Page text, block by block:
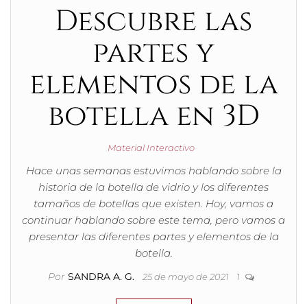
Descubre las
partes y
elementos de la
botella en 3D
Material Interactivo
Hace unas semanas estuvimos hablando sobre la
historia de la botella de vidrio y los diferentes
tamaños de botellas que existen. Hoy, vamos a
continuar hablando sobre este tema, pero vamos a
presentar las diferentes partes y elementos de la
botella.
Por SANDRA A. G. 25 de mayo de 2021 1